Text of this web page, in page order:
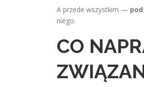
A przede wszystkim —
niego.
CO